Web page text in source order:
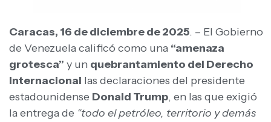
Caracas, 16 de diciembre de 2025. – El Gobierno
de Venezuela calificó como una “amenaza
grotesca” y un quebrantamiento del Derecho
Internacional las declaraciones del presidente
estadounidense Donald Trump, en las que exigió
la entrega de “todo el petróleo, territorio y demás